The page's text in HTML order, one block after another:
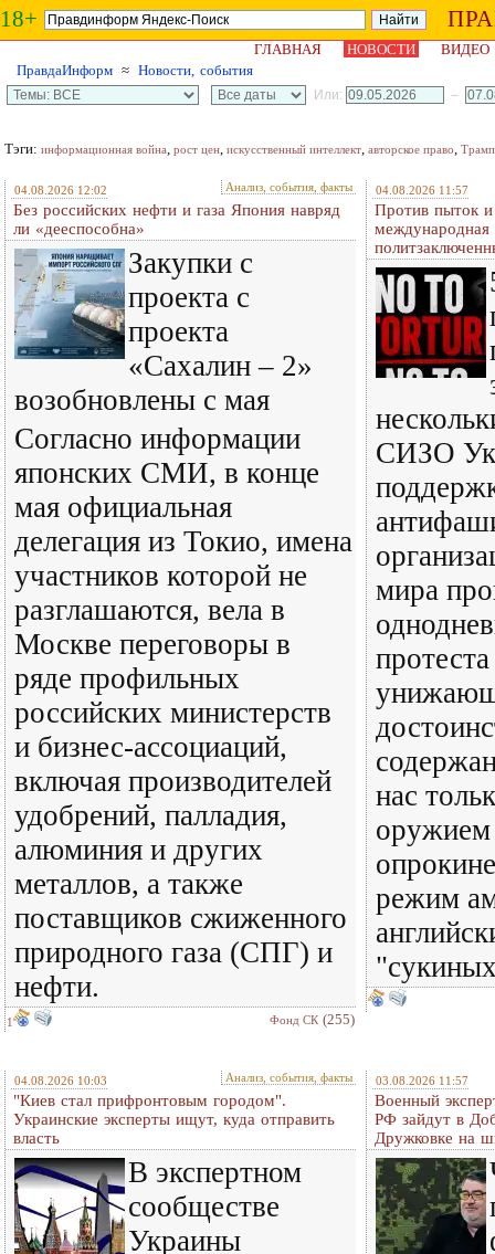
18+
ГЛАВНАЯ НОВОСТИ
ВИДЕО
ПравдаИнформ ≈ Новости, события
Или: –
Тэги: информационная война, рост цен, искусственный интеллект, авторское право, Трамп
04.08.2026 12:02 Анализ, события, факты
Без российских нефти и газа Япония навряд
ли «дееспособна»
Закупки с
проекта с
проекта
«Сахалин – 2»
возобновлены с мая
Согласно информации
японских СМИ, в конце
мая официальная
делегация из Токио, имена
участников которой не
разглашаются, вела в
Москве переговоры в
ряде профильных
российских министерств
и бизнес-ассоциаций,
включая производителей
удобрений, палладия,
алюминия и других
металлов, а также
поставщиков сжиженного
природного газа (СПГ) и
нефти.
1 Фонд СК (255)
04.08.2026 11:57
Против пыток и
международная
СИЗО
мира
нас
оружием
режим
04.08.2026 10:03 Анализ, события, факты
"Киев стал прифронтовым городом".
Украинские эксперты ищут, куда отправить
власть
В экспертном
сообществе
Украины
03.08.2026 11:57
Военный
РФ зайдут в
Дружковке на